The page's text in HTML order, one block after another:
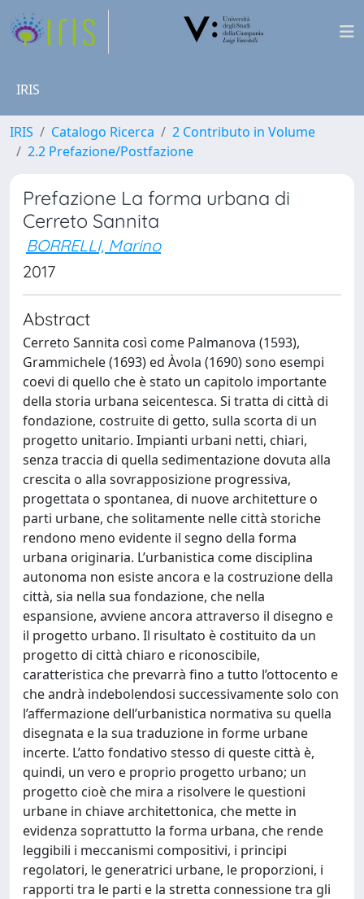
IRIS
IRIS Catalogo Ricerca
2 Contributo in Volume
2.2 Prefazione/Postfazione
Prefazione La forma urbana di
Cerreto Sannita
BORRELLI, Marino
2017
Abstract
Cerreto Sannita così come Palmanova (1593),
Grammichele (1693) ed Àvola (1690) sono esempi
coevi di quello che è stato un capitolo importante
della storia urbana seicentesca. Si tratta di città di
fondazione, costruite di getto, sulla scorta di un
progetto unitario. Impianti urbani netti, chiari,
senza traccia di quella sedimentazione dovuta alla
crescita o alla sovrapposizione progressiva,
progettata o spontanea, di nuove architetture o
parti urbane, che solitamente nelle città storiche
rendono meno evidente il segno della forma
urbana originaria. L’urbanistica come disciplina
autonoma non esiste ancora e la costruzione della
città, sia nella sua fondazione, che nella
espansione, avviene ancora attraverso il disegno e
il progetto urbano. Il risultato è costituito da un
progetto di città chiaro e riconoscibile,
caratteristica che prevarrà fino a tutto l’ottocento e
che andrà indebolendosi successivamente solo con
l’affermazione dell’urbanistica normativa su quella
disegnata e la sua traduzione in forme urbane
incerte. L’atto fondativo stesso di queste città è,
quindi, un vero e proprio progetto urbano; un
progetto cioè che mira a risolvere le questioni
urbane in chiave architettonica, che mette in
evidenza soprattutto la forma urbana, che rende
leggibili i meccanismi compositivi, i principi
regolatori, le generatrici urbane, le proporzioni, i
rapporti tra le parti e la stretta connessione tra gli